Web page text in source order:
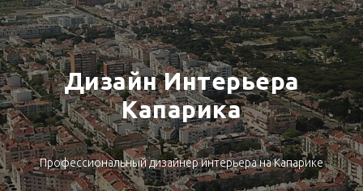
Дизайн Интерьера
Капарика
Профессиональный дизайнер интерьера на Капарике